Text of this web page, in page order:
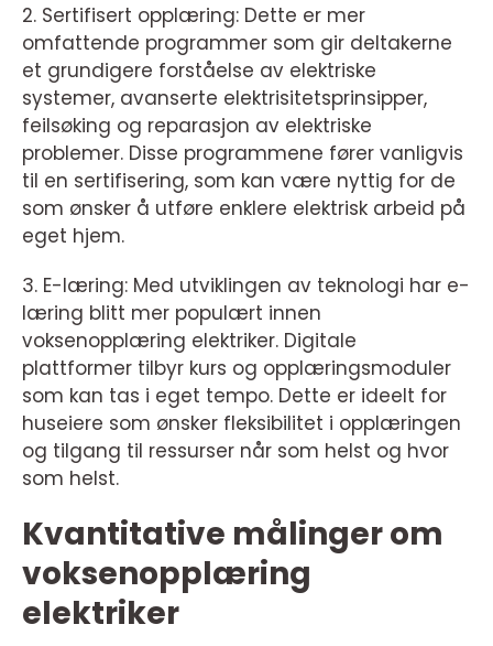
2. Sertifisert opplæring: Dette er mer
omfattende programmer som gir deltakerne
et grundigere forståelse av elektriske
systemer, avanserte elektrisitetsprinsipper,
feilsøking og reparasjon av elektriske
problemer. Disse programmene fører vanligvis
til en sertifisering, som kan være nyttig for de
som ønsker å utføre enklere elektrisk arbeid på
eget hjem.
3. E-læring: Med utviklingen av teknologi har e-
læring blitt mer populært innen
voksenopplæring elektriker. Digitale
plattformer tilbyr kurs og opplæringsmoduler
som kan tas i eget tempo. Dette er ideelt for
huseiere som ønsker fleksibilitet i opplæringen
og tilgang til ressurser når som helst og hvor
som helst.
Kvantitative målinger om
voksenopplæring
elektriker